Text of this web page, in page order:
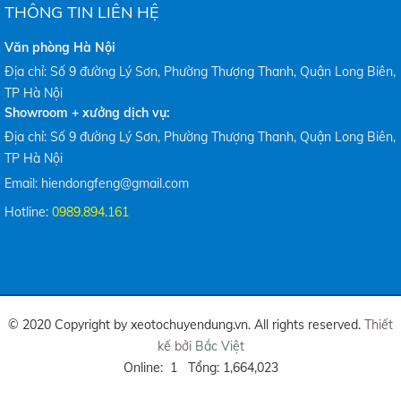
THÔNG TIN LIÊN HỆ
Văn phòng Hà Nội
Địa chỉ: Số 9 đường Lý Sơn, Phường Thượng Thanh, Quận Long Biên,
TP Hà Nội
Showroom + xưởng dịch vụ:
Địa chỉ: Số 9 đường Lý Sơn, Phường Thượng Thanh, Quận Long Biên,
TP Hà Nội
Email: hiendongfeng@gmail.com
Hotline: 0989.894.161
© 2020 Copyright by xeotochuyendung.vn. All rights reserved. Thiết
kế bởi Bắc Việt
Online: 1 Tổng: 1,664,023